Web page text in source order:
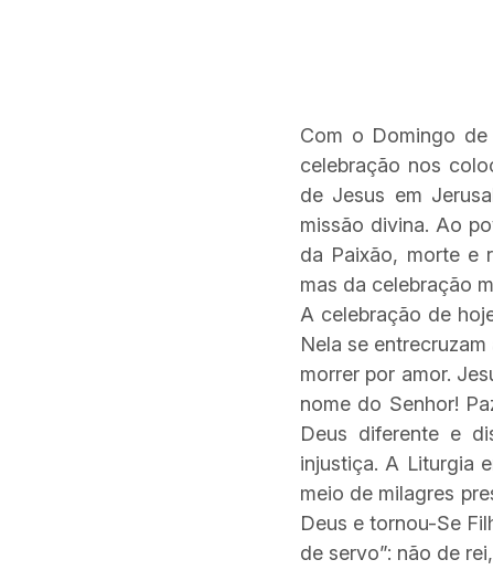
Com o Domingo de
celebração nos
de Jesus em
missão divina. Ao
da Paixão, morte e
mas da celebração
A celebração de
Nela se
morrer por amor.
nome do Senhor!
Deus diferente e
injustiça. A Liturgia
meio de milagres
Deus e tornou-Se
de servo”: não de